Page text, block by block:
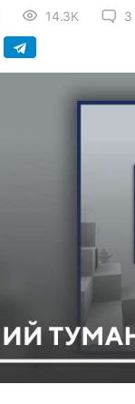
14.3K 3